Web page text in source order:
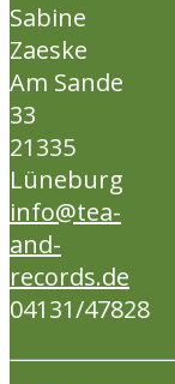
Sabine
Zaeske
Am Sande
33
21335
Lüneburg
info@tea-
and-
records.de
04131/47828